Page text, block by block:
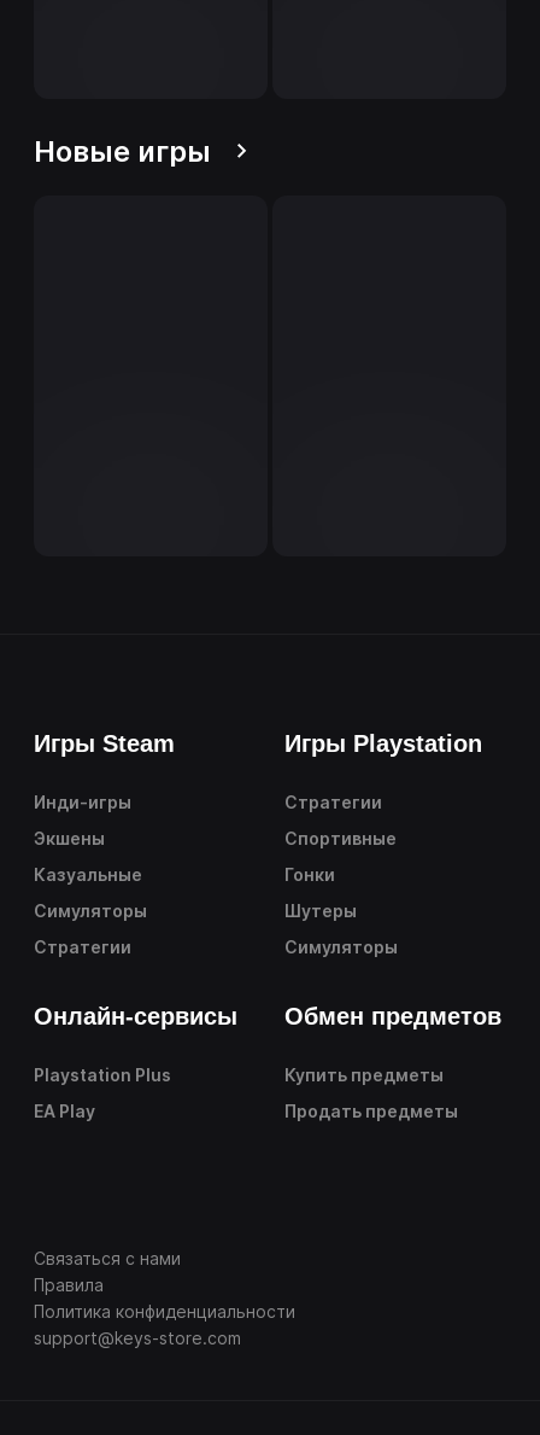
Новые игры
Игры Steam
Инди-игры
Экшены
Казуальные
Симуляторы
Стратегии
Игры Playstation
Стратегии
Спортивные
Гонки
Шутеры
Симуляторы
Онлайн-сервисы
Playstation Plus
EA Play
Обмен предметов
Купить предметы
Продать предметы
Связаться с нами
Правила
Политика конфиденциальности
support@keys-store.com